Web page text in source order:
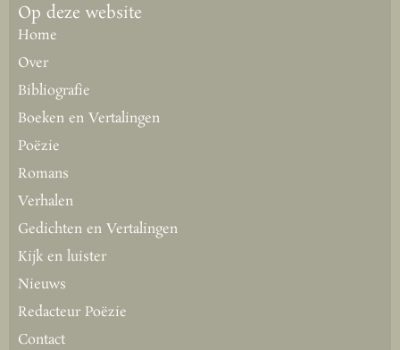
Op deze website
Home
Over
Bibliografie
Boeken en Vertalingen
Poëzie
Romans
Verhalen
Gedichten en Vertalingen
Kijk en luister
Nieuws
Redacteur Poëzie
Contact